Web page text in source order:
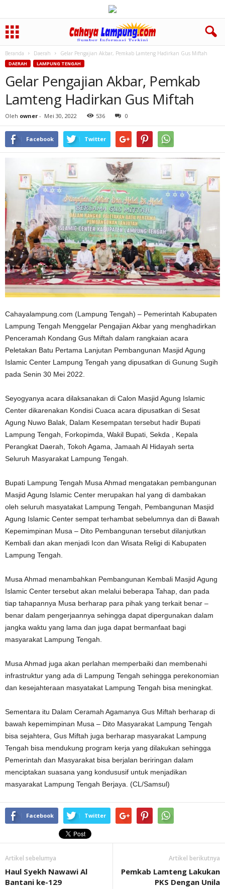
Beranda Daerah Gelar Pengajian Akbar, Pemkab Lamteng Hadirkan Gus Miftah
DAERAH LAMPUNG TENGAH
Gelar Pengajian Akbar, Pemkab
Lamteng Hadirkan Gus Miftah
Oleh owner - Mei 30, 2022 536 0
Facebook Twitter
Cahayalampung.com (Lampung Tengah) – Pemerintah Kabupaten
Lampung Tengah Menggelar Pengajian Akbar yang menghadirkan
Penceramah Kondang Gus Miftah dalam rangkaian acara
Peletakan Batu Pertama Lanjutan Pembangunan Masjid Agung
Islamic Center Lampung Tengah yang dipusatkan di Gunung Sugih
pada Senin 30 Mei 2022.
Seyogyanya acara dilaksanakan di Calon Masjid Agung Islamic
Center dikarenakan Kondisi Cuaca acara dipusatkan di Sesat
Agung Nuwo Balak, Dalam Kesempatan tersebut hadir Bupati
Lampung Tengah, Forkopimda, Wakil Bupati, Sekda , Kepala
Perangkat Daerah, Tokoh Agama, Jamaah Al Hidayah serta
Seluruh Masyarakat Lampung Tengah.
Bupati Lampung Tengah Musa Ahmad mengatakan pembangunan
Masjid Agung Islamic Center merupakan hal yang di dambakan
oleh seluruh masyatakat Lampung Tengah, Pembangunan Masjid
Agung Islamic Center sempat terhambat sebelumnya dan di Bawah
Kepemimpinan Musa – Dito Pembangunan tersebut dilanjutkan
Kembali dan akan menjadi Icon dan Wisata Religi di Kabupaten
Lampung Tengah.
Musa Ahmad menambahkan Pembangunan Kembali Masjid Agung
Islamic Center tersebut akan melalui beberapa Tahap, dan pada
tiap tahapannya Musa berharap para pihak yang terkait benar –
benar dalam pengerjaannya sehingga dapat dipergunakan dalam
jangka waktu yang lama dan juga dapat bermanfaat bagi
masyarakat Lampung Tengah.
Musa Ahmad juga akan perlahan memperbaiki dan membenahi
infrastruktur yang ada di Lampung Tengah sehingga perekonomian
dan kesejahteraan masyatakat Lampung Tengah bisa meningkat.
Sementara itu Dalam Ceramah Agamanya Gus Miftah berharap di
bawah kepemimpinan Musa – Dito Masyarakat Lampung Tengah
bisa sejahtera, Gus Miftah juga berharap masyarakat Lampung
Tengah bisa mendukung program kerja yang dilakukan sehingga
Pemerintah dan Masyarakat bisa berjalan beriringan dalam
menciptakan suasana yang kondususif untuk menjadikan
masyarakat Lampung Tengah Berjaya. (CL/Samsul)
Facebook Twitter
Artikel sebelumya
Haul Syekh Nawawi Al
Bantani ke-129
Artikel berikutnya
Pemkab Lamteng Lakukan
PKS Dengan Unila